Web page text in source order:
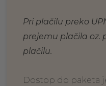
Pri plačilu preko
prejemu plačila oz.
plačilu.
Dostop do paketa